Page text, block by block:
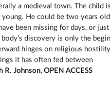
a medieval town. The child
young. He could be two years
been missing for days, or just
discovery is only the
hinges on religious hostility
it has often fed between
R. Johnson, OPEN ACCESS